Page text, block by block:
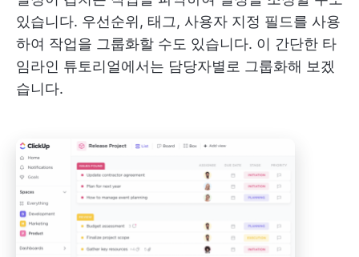
있습니다. 우선순위, 태그, 사용자 지정 필드를 사용
하여 작업을 그룹화할 수도 있습니다. 이 간단한 타
임라인 튜토리얼에서는 담당자별로 그룹화해 보겠
습니다.